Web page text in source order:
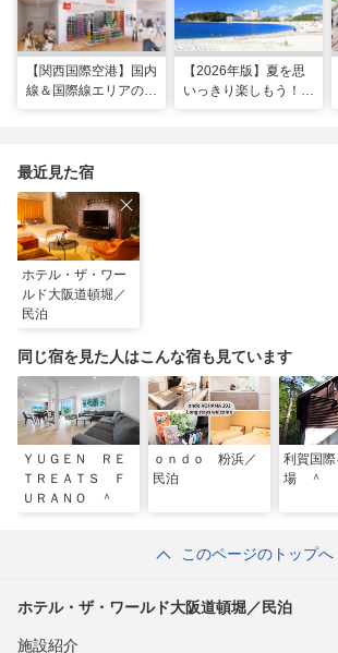
【関西国際空港】国内
線＆国際線エリアの大
【2026年版】夏を思
いっきり楽しもう！関
最近見た宿
ホテル・ザ・ワー
ルド大阪道頓堀／
民泊
同じ宿を見た人はこんな宿も見ています
ＹＵＧＥＮ ＲＥ
ＴＲＥＡＴＳ Ｆ
ＵＲＡＮＯ ＾
ｏｎｄｏ 粉浜／
民泊
利賀国
場 ＾
このページのトップへ
ホテル・ザ・ワールド大阪道頓堀／民泊
施設紹介